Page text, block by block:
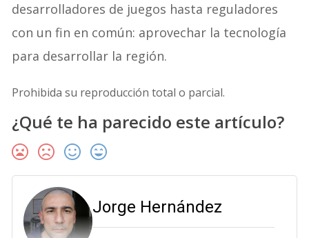
desarrolladores de juegos hasta reguladores
con un fin en común: aprovechar la tecnología
para desarrollar la región.
Prohibida su reproducción total o parcial.
¿Qué te ha parecido este artículo?
Jorge Hernández